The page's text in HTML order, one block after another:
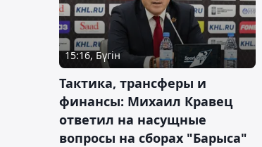
15:16, Бүгін
Тактика, трансферы и
финансы: Михаил Кравец
ответил на насущные
вопросы на сборах "Барыса"